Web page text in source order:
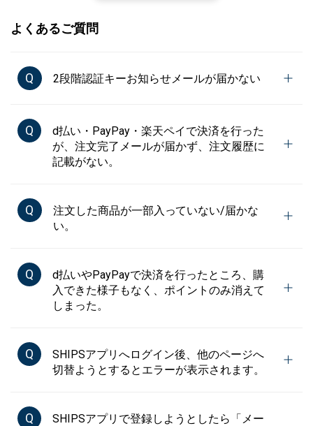
よくあるご質問
Q 2段階認証キーお知らせメールが届かない
Q
d払い・PayPay・楽天ペイで決済を行った
が、注文完了メールが届かず、注文履歴に
記載がない。
Q
注文した商品が一部入っていない/届かな
い。
Q
d払いやPayPayで決済を行ったところ、購
入できた様子もなく、ポイントのみ消えて
しまった。
Q
SHIPSアプリへログイン後、他のページへ
切替ようとするとエラーが表示されます。
Q
SHIPSアプリで登録しようとしたら「メー